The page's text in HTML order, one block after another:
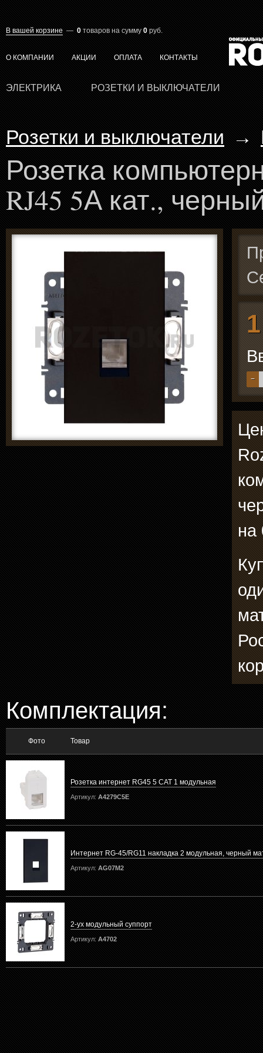
В вашей корзине — 0 товаров на сумму 0 руб.
О КОМПАНИИ АКЦИИ ОПЛАТА КОНТАКТЫ
ЭЛЕКТРИКА РОЗЕТКИ И ВЫКЛЮЧАТЕЛИ
Розетки и выключатели →
Розетка
RJ45 5А кат.,
−
на
Комплектация:
Фото Товар
Розетка интернет RG45 5 CAT 1 модульная
Артикул: A4279C5E
Интернет RG-45/RG11 накладка 2 модульная, черный
Артикул: AG07M2
2-ух модульный суппорт
Артикул: A4702